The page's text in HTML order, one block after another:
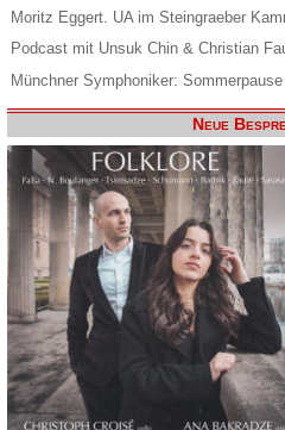
Moritz Eggert. UA im Steingraeber
Podcast mit Unsuk Chin & Christian
Münchner Symphoniker:
Neue